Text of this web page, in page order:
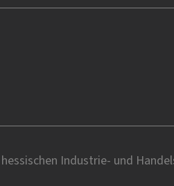
Industrie- und